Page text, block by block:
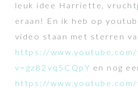
leuk idee Harriette,
eraan! En ik heb op
video staan met sterren
https://www.youtube.com/
v=gz82vq5CQpY en nog
https://www.youtube.com/